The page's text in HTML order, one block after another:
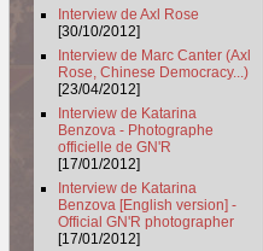
Interview de Axl Rose
[30/10/2012]
Interview de Marc Canter (Axl
Rose, Chinese Democracy...)
[23/04/2012]
Interview de Katarina
Benzova - Photographe
officielle de GN'R
[17/01/2012]
Interview de Katarina
Benzova [English version] -
Official GN'R photographer
[17/01/2012]